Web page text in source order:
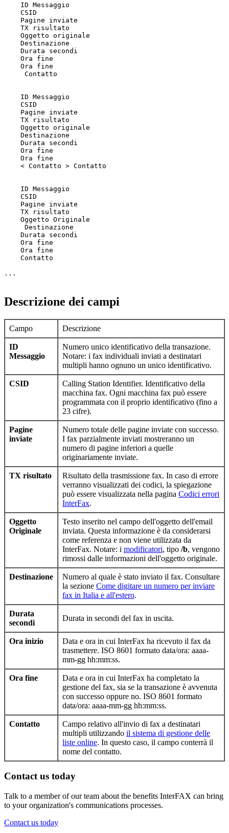
    ID Messaggio
    CSID
    Pagine inviate
    TX risultato
    Oggetto originale
    Destinazione
    Durata secondi
    Ora fine
    Ora fine
     Contatto
    ID Messaggio
    CSID
    Pagine inviate
    TX risultato
    Oggetto originale
    Destinazione
    Durata secondi
    Ora fine
    Ora fine
    < Contatto > Contatto
    ID Messaggio
    CSID
    Pagine inviate
    TX risultato
    Oggetto Originale
     Destinazione
    Durata secondi
    Ora fine
    Ora fine
    Contatto
...
Descrizione dei campi
Campo Descrizione
ID
Messaggio
Numero unico identificativo della transazione.
Notare: i fax individuali inviati a destinatari
multipli hanno ognuno un unico identificativo.
CSID
Calling Station Identifier. Identificativo della
macchina fax. Ogni macchina fax può essere
programmata con il proprio identificativo (fino a
23 cifre).
Pagine
inviate
Numero totale delle pagine inviate con successo.
I fax parzialmente inviati mostreranno un
numero di pagine inferiori a quelle
originariamente inviate.
TX risultato
Risultato della trasmissione fax. In caso di errore
verranno visualizzati dei codici, la spiegazione
può essere visualizzata nella pagina Codici errori
InterFax.
Oggetto
Originale
Testo inserito nel campo dell'oggetto dell'email
inviata. Questa informazione è da considerarsi
come referenza e non viene utilizzata da
InterFax. Notare: i modificatori, tipo /b, vengono
rimossi dalle informazioni dell'oggetto originale.
Destinazione
Numero al quale è stato inviato il fax. Consultare
la sezione Come digitare un numero per inviare
fax in Italia e all'estero.
Durata
secondi
Durata in secondi del fax in uscita.
Ora inizio
Data e ora in cui InterFax ha ricevuto il fax da
trasmettere. ISO 8601 formato data/ora: aaaa-
mm-gg hh:mm:ss.
Ora fine
Data e ora in cui InterFax ha completato la
gestione del fax, sia se la transazione è avvenuta
con successo oppure no. ISO 8601 formato
data/ora: aaaa-mm-gg hh:mm:ss.
Contatto
Campo relativo all'invio di fax a destinatari
multipli utilizzando il sistema di gestione delle
liste online. In questo caso, il campo conterrà il
nome del contatto.
Contact us today
Talk to a member of our team about the benefits InterFAX can bring
to your organization's communications processes.
Contact us today